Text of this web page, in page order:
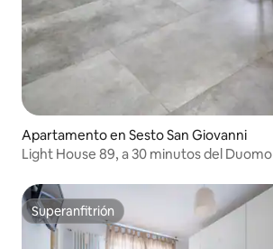
Apartamento en Sesto San Giovanni
Light House 89, a 30 minutos del Duomo
Superanfitrión
Superanfitrión